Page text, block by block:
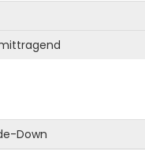
Down